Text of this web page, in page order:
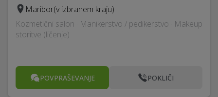
Maribor(v izbranem kraju)
Kozmetični salon · Manikerstvo / pedikerstvo · Makeup
storitve (ličenje)
POVPRAŠEVANJE POKLIČI